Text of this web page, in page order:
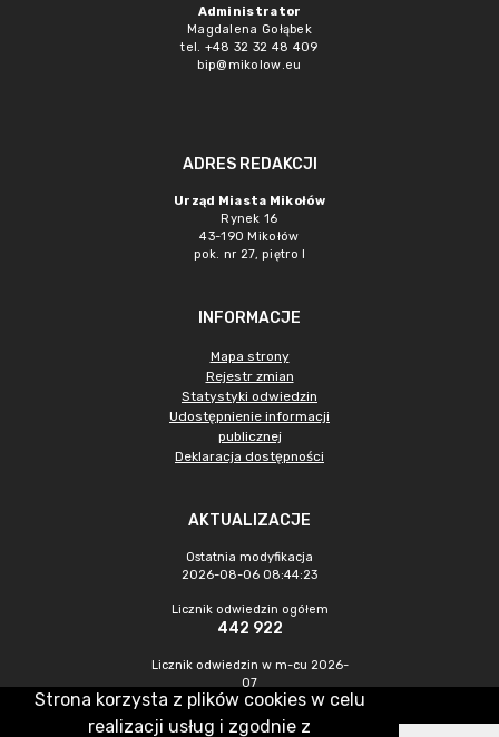
Administrator
Magdalena Gołąbek
tel. +48 32 32 48 409
bip@mikolow.eu
ADRES REDAKCJI
Urząd Miasta Mikołów
Rynek 16
43-190 Mikołów
pok. nr 27, piętro I
INFORMACJE
Mapa strony
Rejestr zmian
Statystyki odwiedzin
Udostępnienie informacji
publicznej
Deklaracja dostępności
AKTUALIZACJE
Ostatnia modyfikacja
2026-08-06 08:44:23
Licznik odwiedzin ogółem
442 922
Licznik odwiedzin w m-cu 2026-
07
1 137
Strona korzysta z plików cookies w celu
realizacji usług i zgodnie z